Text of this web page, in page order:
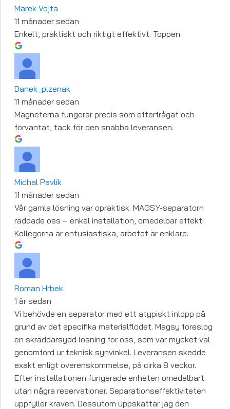
Marek Vojta
11 månader sedan
Enkelt, praktiskt och riktigt effektivt. Toppen.
Danek_plzenak
11 månader sedan
Magneterna fungerar precis som efterfrågat och
förväntat, tack för den snabba leveransen.
Michal Pavlík
11 månader sedan
Vår gamla lösning var opraktisk. MAGSY-separatorn
räddade oss – enkel installation, omedelbar effekt.
Kollegorna är entusiastiska, arbetet är enklare.
Roman Hrbek
1 år sedan
Vi behövde en separator med ett atypiskt inlopp på
grund av det specifika materialflödet. Magsy föreslog
en skräddarsydd lösning för oss, som var mycket väl
genomförd ur teknisk synvinkel. Leveransen skedde
exakt enligt överenskommelse, på cirka 8 veckor.
Efter installationen fungerade enheten omedelbart
utan några reservationer. Separationseffektiviteten
uppfyller kraven. Dessutom uppskattar jag den